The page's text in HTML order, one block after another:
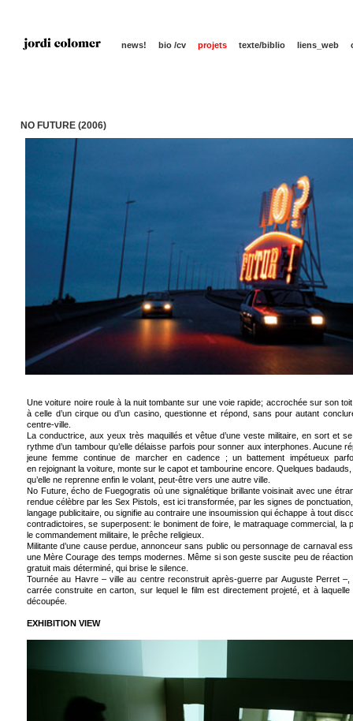
news! bio /cv projets texte/biblio liens_web
NO FUTURE (2006)
Une voiture noire roule à la nuit tombante sur une voie rapide; accrochée sur son
à celle d’un cirque ou d’un casino, questionne et répond, sans pour autant
centre-ville.
La conductrice, aux yeux très maquillés et vêtue d’une veste militaire, en sort et
rythme d’un tambour qu’elle délaisse parfois pour sonner aux interphones. Aucune
jeune femme continue de marcher en cadence ; un battement impétueux
en rejoignant la voiture, monte sur le capot et tambourine encore. Quelques
qu’elle ne reprenne enfin le volant, peut-être vers une autre ville.
No Future, écho de Fuegogratis où une signalétique brillante voisinait avec une
rendue célèbre par les Sex Pistols, est ici transformée, par les signes de
langage publicitaire, ou signifie au contraire une insoumission qui échappe à tout
contradictoires, se superposent: le boniment de foire, le matraquage commercial, la
le commandement militaire, le prêche religieux.
Militante d’une cause perdue, annonceur sans public ou personnage de carnaval
une Mère Courage des temps modernes. Même si son geste suscite peu de
gratuit mais déterminé, qui brise le silence.
Tournée au Havre – ville au centre reconstruit après-guerre par Auguste Perret
carrée construite en carton, sur lequel le film est directement projeté, et à
découpée.
EXHIBITION VIEW